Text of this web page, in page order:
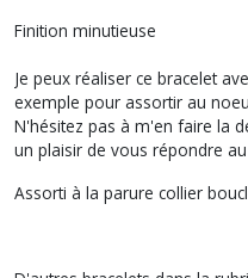
Finition minutieuse
Je peux réaliser ce bracelet
exemple pour assortir au
N'hésitez pas à m'en faire la
un plaisir de vous répondre
Assorti à la parure collier